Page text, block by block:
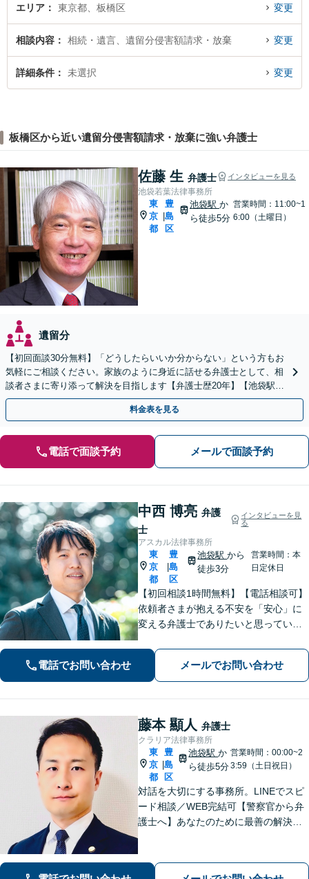
エリア 東京都、板橋区 変更
相談内容 相続・遺言、遺留分侵害額請求・放棄 変更
詳細条件 未選択 変更
板橋区から近い遺留分侵害額請求・放棄に強い弁護士
佐藤 生 弁護士 インタビューを見る
池袋若葉法律事務所
東
京
都
豊
島
区
池袋駅 か
ら徒歩5分
営業時間：11:00~1
6:00（土曜日）
遺留分
【初回面談30分無料】「どうしたらいいか分からない」という方もお
気軽にご相談ください。家族のように身近に話せる弁護士として、相
談者さまに寄り添って解決を目指します【弁護士歴20年】【池袋駅5
分】
料金表を見る
電話で面談予約 メールで面談予約
中西 博亮 弁護
士
インタビューを見
る
アスカル法律事務所
東
京
都
豊
島
区
池袋駅から
徒歩3分
営業時間：本
日定休日
【初回相談1時間無料】【電話相談可】
依頼者さまが抱える不安を「安心」に
変える弁護士でありたいと思っていま
依頼者さまと密にコミュニケーション
を取ることを大切にしています。【休
日・夜間面談可】【メール・WEB相談
可】
電話でお問い合わせ メールでお問い合わせ
藤本 顯人 弁護士
クラリア法律事務所
東
京
都
|
豊
島
区
池袋駅か
ら徒歩5分
営業時間：00:00~2
3:59（土日祝日）
対話を大切にする事務所。LINEでスピ
ード相談／WEB完結可【警察官から弁
護士へ】あなたのために最善の解決を
民事から刑事事件まで幅広く支援【完